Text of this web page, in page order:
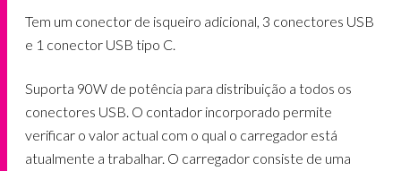
Tem um conector de isqueiro adicional, 3 conectores USB
e 1 conector USB tipo C.
Suporta 90W de potência para distribuição a todos os
conectores USB. O contador incorporado permite
verificar o valor actual com o qual o carregador está
atualmente a trabalhar. O carregador consiste de uma